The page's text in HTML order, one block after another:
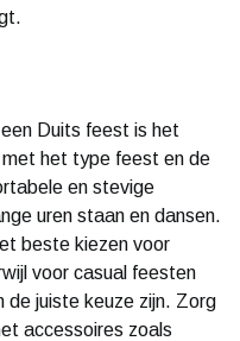
Duits feest is het
met het type feest en de
en stevige
uren staan en dansen.
beste kiezen voor
voor casual feesten
de juiste keuze zijn. Zorg
accessoires zoals